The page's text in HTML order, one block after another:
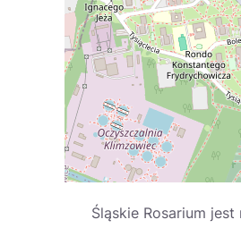
Śląskie Rosarium jest